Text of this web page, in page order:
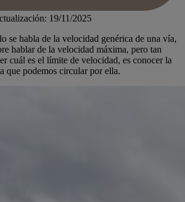
19/11/2025
se habla de la velocidad genérica de una vía,
hablar de la velocidad máxima, pero tan
cuál es el límite de velocidad, es conocer la
que podemos circular por ella.